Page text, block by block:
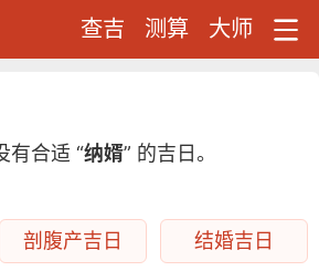
查吉 测算 大师
有合适 “纳婿” 的吉日。
剖腹产吉日 结婚吉日